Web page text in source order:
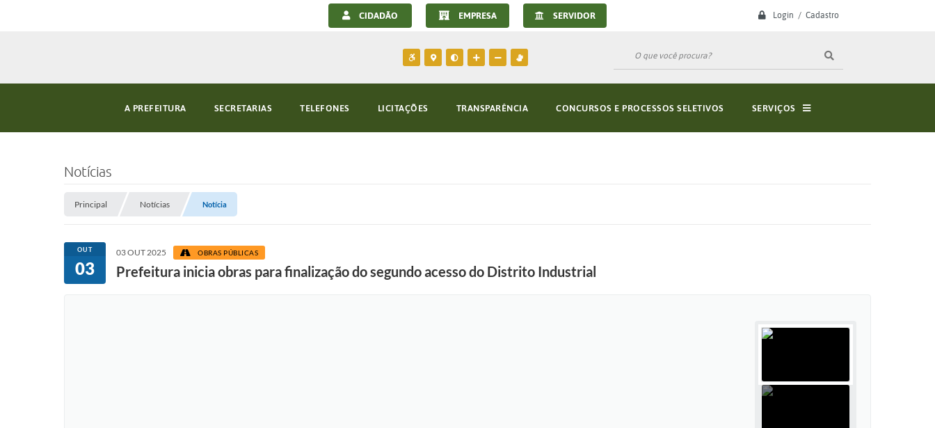
Login / Cadastro
CIDADÃO EMPRESA SERVIDOR
A PREFEITURA SECRETARIAS TELEFONES LICITAÇÕES TRANSPARÊNCIA CONCURSOS E PROCESSOS SELETIVOS SERVIÇOS
Notícias
Principal Notícias Notícia
OUT
03
03 OUT 2025 OBRAS PÚBLICAS
Prefeitura inicia obras para finalização do segundo acesso do Distrito Industrial